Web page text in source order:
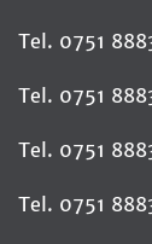
Tel. 0751
Tel. 0751
Tel. 0751
Tel. 0751